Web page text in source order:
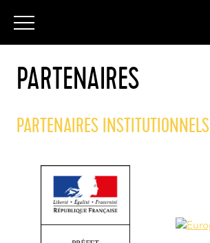
PARTENAIRES
PARTENAIRES INSTITUTIONNELS